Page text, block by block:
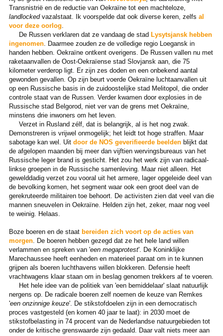
Transnistrië en de reductie van Oekraïne tot een machteloze,
landlockedvazalstaat. Ik voorspelde dat ook diverse keren, zelfs al
voor deze oorlog.
De Russen verklaren dat ze vandaag de stad Lysytsjansk hebben
ingenomen. Daarmee zouden ze de volledige regio Loegansk in
handen hebben. Oekraïne ontkent overigens. De Russen vallen nu met
raketaanvallen de Oost-Oekraïense stad Slovjansk aan, die 75
kilometer verderop ligt. Er zijn zes doden en een onbekend aantal
gewonden gevallen. Op zijn beurt voerde Oekraïne luchtaanvallen uit
op een Russische basis in de zuidoostelijke stad Melitopol, die onder
controle staat van de Russen. Verder kwamen door explosies in de
Russische stad Belgorod, niet ver van de grens met Oekraïne,
minstens drie inwoners om het leven.
Verzet in Rusland zélf, dat is belangrijk, al is het nog zwak.
Demonstreren is vrijwel onmogelijk; het leidt tot hoge straffen. Maar
sabotage kan wel. Uit door de NOS geverifieerde beeldenblijkt dat
de afgelopen maanden bij meer dan vijftien wervingsbureaus van het
Russische leger brand is gesticht. Het zou het werk zijn van radicaal-
linkse groepen in de Russische samenleving. Maar niet alleen. Het
gewelddadig verzet zou vooral uit het armere, lager opgeleide deel van
de bevolking komen, het segment waar ook een groot deel van de
gerekruteerde militairen toe behoort. De activisten zien dat veel van die
mannen sneuvelen in Oekraïne. Helden zijn het, zeker, maar nog veel
te weinig. Helaas.
Boze boeren en de staat bereiden zich voort op de acties van
morgen. De boeren hebben gezegd dat ze het hele land willen
verlammen en spreken van 'een megaprotest'. De Koninklijke
Marechaussee heeft eenheden en materieel paraat om in te kunnen
grijpen als boeren luchthavens willen blokkeren. Defensie heeft
vrachtwagens klaar staan om in beslag genomen trekkers af te voeren.
Het hele idee van de politiek van 'een bemiddelaar' slaat natuurlijk
nergens op. De radicale boeren zelf noemen de keuze van Remkes
'een onzinnige keuze'. De stikstofdoelen zijn in een democratisch
proces vastgesteld (en komen 40 jaar te laat): in 2030 moet de
stikstofbelasting in 74 procent van de Nederlandse natuurgebieden tot
onder de kritische grenswaarde zijn gedaald. Daar valt niets meer aan